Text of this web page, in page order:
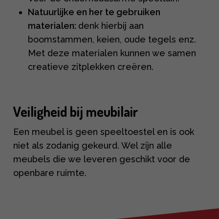
Natuurlijke en her te gebruiken
materialen: denk hierbij aan
boomstammen, keien, oude tegels enz.
Met deze materialen kunnen we samen
creatieve zitplekken creëren.
Veiligheid bij meubilair
Een meubel is geen speeltoestel en is ook
niet als zodanig gekeurd. Wel zijn alle
meubels die we leveren geschikt voor de
openbare ruimte.